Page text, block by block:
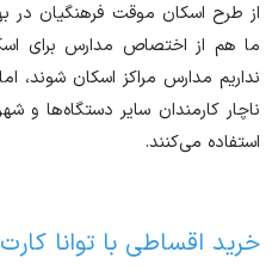
از طرح اسکان موقت فرهنگیان در
ما هم از اختصاص مدارس برای
نداریم مدارس مراکز اسکان شوند،
ناچار کارمندان سایر دستگاه‌ها و
استفاده می‌کنند.
خرید اقساطی با توانا کارت